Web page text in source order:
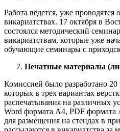
Работа ведется, уже
викариатствах. 17 октября в
состоялся методический
викариатствам, которые уже
обучающие семинары с
Печатные материалы
Комиссией было разработано
которых в трех вариантах
распечатывания на различных
Word формата А4, PDF формата
для размещения на стендах в